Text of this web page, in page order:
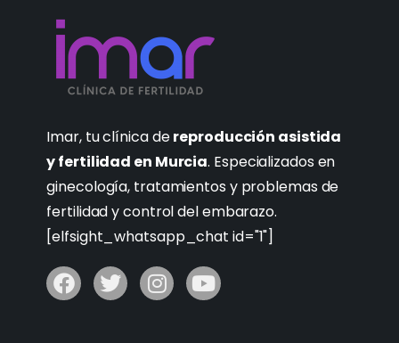
Imar, tu clínica dereproducción asistida
y fertilidad en Murcia. Especializados en
ginecología, tratamientos y problemas de
fertilidad y control del embarazo.
[elfsight_whatsapp_chat id="1"]